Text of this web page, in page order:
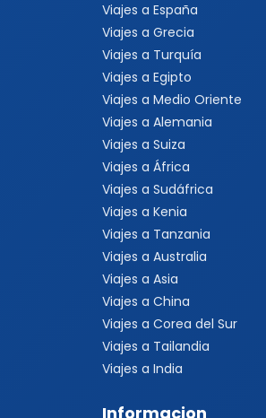
Viajes a España
Viajes a Grecia
Viajes a Turquía
Viajes a Egipto
Viajes a Medio Oriente
Viajes a Alemania
Viajes a Suiza
Viajes a África
Viajes a Sudáfrica
Viajes a Kenia
Viajes a Tanzania
Viajes a Australia
Viajes a Asia
Viajes a China
Viajes a Corea del Sur
Viajes a Tailandia
Viajes a India
Informacion